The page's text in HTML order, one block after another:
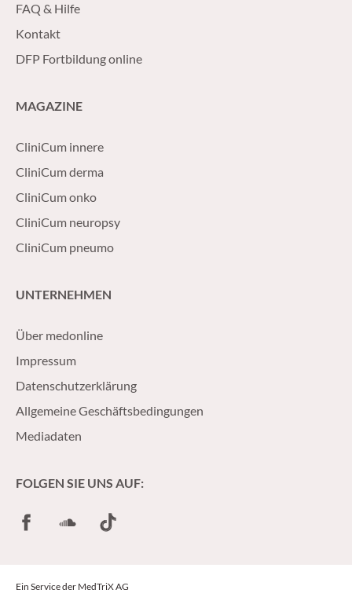
FAQ & Hilfe
Kontakt
DFP Fortbildung online
MAGAZINE
CliniCum innere
CliniCum derma
CliniCum onko
CliniCum neuropsy
CliniCum pneumo
UNTERNEHMEN
Über medonline
Impressum
Datenschutzerklärung
Allgemeine Geschäftsbedingungen
Mediadaten
FOLGEN SIE UNS AUF:
FacebookSoundCloud
TikTok
Ein Service der MedTriX AG